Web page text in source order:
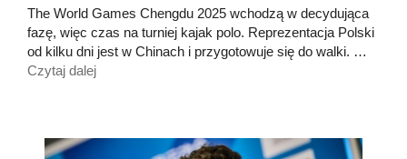
The World Games Chengdu 2025 wchodzą w decydująca
fazę, więc czas na turniej kajak polo. Reprezentacja Polski
od kilku dni jest w Chinach i przygotowuje się do walki. …
Czytaj dalej